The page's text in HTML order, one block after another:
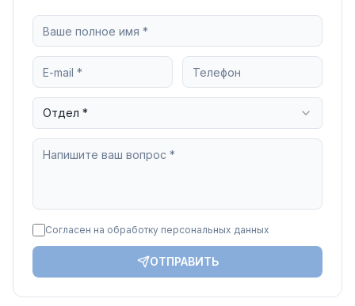
Отдел *
Согласен на обработку персональных данных
ОТПРАВИТЬ